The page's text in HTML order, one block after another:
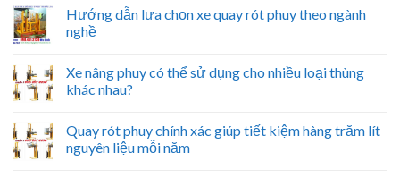
Hướng dẫn lựa chọn xe quay rót phuy theo ngành
nghề
Xe nâng phuy có thể sử dụng cho nhiều loại thùng
khác nhau?
Quay rót phuy chính xác giúp tiết kiệm hàng trăm lít
nguyên liệu mỗi năm